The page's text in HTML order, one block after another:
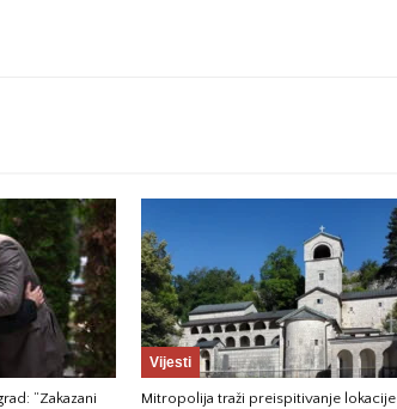
“Zakazani
Vijesti
Mitropolija traži preispitivanje lokacije